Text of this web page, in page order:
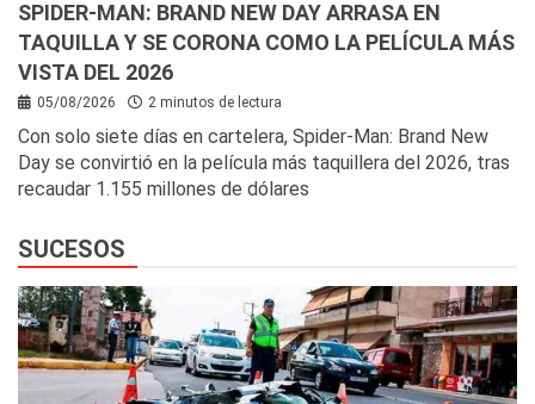
SPIDER-MAN: BRAND NEW DAY ARRASA EN
TAQUILLA Y SE CORONA COMO LA PELÍCULA MÁS
VISTA DEL 2026
05/08/2026 2 minutos de lectura
Con solo siete días en cartelera, Spider-Man: Brand New
Day se convirtió en la película más taquillera del 2026, tras
recaudar 1.155 millones de dólares
SUCESOS